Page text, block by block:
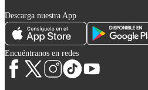
Descarga nuestra App
Encuéntranos en redes